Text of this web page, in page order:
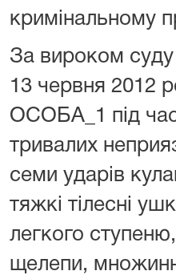
кримінальному
За вироком
13 червня 2012
ОСОБА_1 під час
тривалих
семи ударів
тяжкі тілесні
легкого
щелепи,